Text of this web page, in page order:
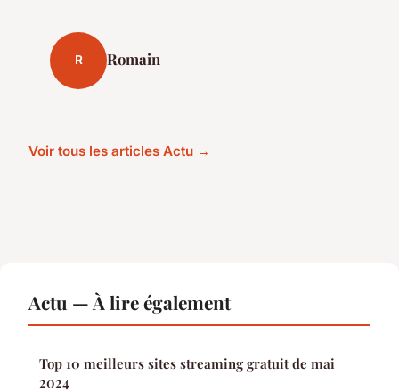
R Romain
Voir tous les articles Actu →
Actu — À lire également
Top 10 meilleurs sites streaming gratuit de mai
2024